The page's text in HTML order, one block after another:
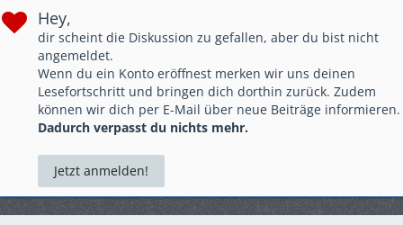
Hey,
dir scheint die Diskussion zu gefallen, aber du bist nicht
angemeldet.
Wenn du ein Konto eröffnest merken wir uns deinen
Lesefortschritt und bringen dich dorthin zurück. Zudem
können wir dich per E-Mail über neue Beiträge informieren.
Dadurch verpasst du nichts mehr.
Jetzt anmelden!